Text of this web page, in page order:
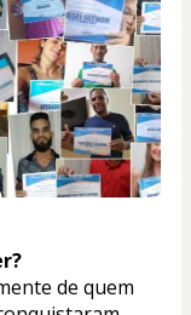
de quem